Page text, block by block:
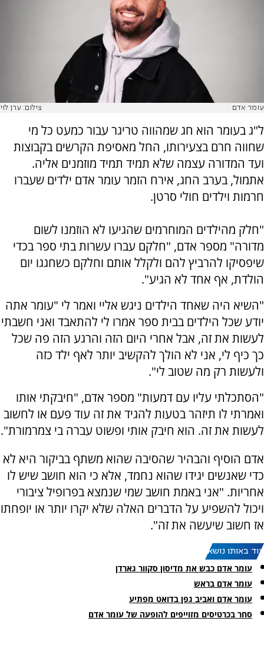
עומר אדם צילום: ערן לוי
ל"ג בעומר הוא חג שמהווה טריגר עבור כמעט כל מי
שחווה חרם בצעירותו, החל מאסיפת הקרשים בקבוצות
ועד המדורה עצמה שלא תמיד תמיד מוזמנים אליה.
אתמול, בערב החג, אירח הזמר עומר אדם ילדים שעברו
חרמות וילדים חולי סרטן.
"חלק מהילדים המוחרמים שהגיעו לא הוזמנו לשום
מדורה" מספר אדם, "חלקם עברו עשרות בתי ספר בכדי
שיפסיקו להרביץ להם ולקלל אותם וחלקם כשחגגו יום
הולדת, אף אחד לא הגיע".
"השיא היה שאחד הילדים ניגש אליי ואמר לי "עומר אתה
יודע שכל הילדים בבית ספר אמרו לי להתאבד ואני חשבתי
לעשות את זה, אבל אחרי היום הזה והרגע הזה פה שכל
כך כיף לי, אני לא הולך להקשיב יותר לאף ילד כזה
ולעשות רק מה שטוב לי".
"הסתכלתי עליו עם דמעות" מספר אדם, "חיבקתי אותו
ואמרתי לו תיזהר בטעות להגיד את זה עוד פעם או לחשוב
לעשות את זה. הוא חיבק אותי ופשוט עברה בי צמרמורת".
אדם הוסיף והבהיר שהסיבה שהוא משתף בביקור היא לא
כדי שאנשים יגידו שהוא נחמד, אלא כי הוא חושב שיש לו
אחריות. "אני באמת חושב שמי שנמצא בפרופיל ציבורי
ויכול להשפיע על הדברים האלה שלא יקרו יותר או יופחתו
אז חשוב שיעשה את זה".
עוד באותו נושא:
עומר אדם כבש את מדיסון סקוור גארדן
עומר אדם בראש
עומר אדם ואביב גפן בדואט מפתיע
סחר בכרטיסים מזוייפים להופעה של עומר אדם